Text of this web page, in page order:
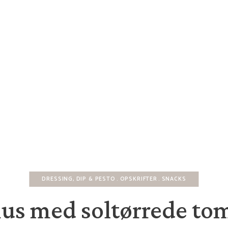
DRESSING, DIP & PESTO OPSKRIFTER SNACKS
med soltørrede